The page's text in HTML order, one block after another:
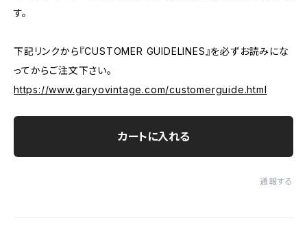
す。
下記リンクから『CUSTOMER GUIDELINES』を必ずお読みにな
ってからご注文下さい。
https://www.garyovintage.com/customerguide.html
カートに入れる
通報する